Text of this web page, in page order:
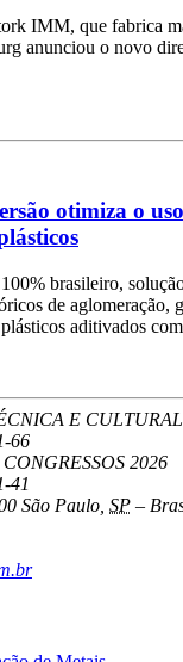
IMM, que fabrica
anunciou o novo
otimiza o
brasileiro,
de aglomeração,
aditivados
E CULTURAL
66
2026
41
São Paulo SP –